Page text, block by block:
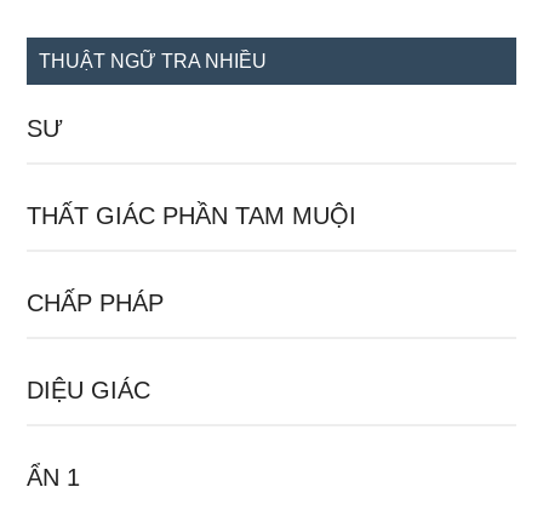
...
THUẬT NGỮ TRA NHIỀU
SƯ
THẤT GIÁC PHẦN TAM MUỘI
CHẤP PHÁP
DIỆU GIÁC
ẨN 1